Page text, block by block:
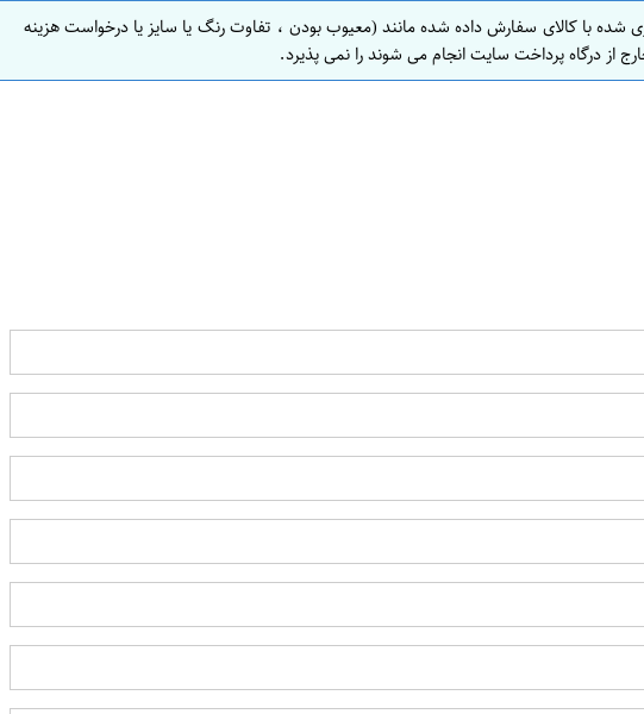
شده با کالای سفارش داده شده مانند (معیوب بودن ، تفاوت رنگ یا سایز یا درخواست هزینه
درگاه پرداخت سایت انجام می شوند را نمی پذیرد.